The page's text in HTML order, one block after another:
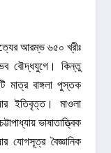
আরম্ভ ৬৫০ খ্রীঃ
বৌদ্ধযুগে। কিন্তু
বাঙ্গলা পুস্তক
ইতিবৃত্ত। মাওলা
ভাষাতাত্ত্বিক
যোগসূত্র বৈজ্ঞানিক